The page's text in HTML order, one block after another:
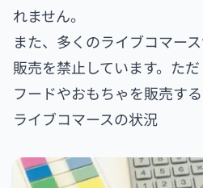
れません。
また、多くのライブコマー
販売を禁止しています。た
フードやおもちゃを販売する
ライブコマースの状況